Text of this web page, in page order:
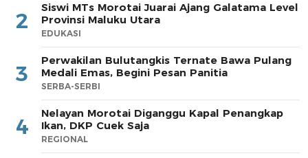
2
Siswi MTs Morotai Juarai Ajang Galatama Level
Provinsi Maluku Utara
EDUKASI
3
Perwakilan Bulutangkis Ternate Bawa Pulang
Medali Emas, Begini Pesan Panitia
SERBA-SERBI
4
Nelayan Morotai Diganggu Kapal Penangkap
Ikan, DKP Cuek Saja
REGIONAL